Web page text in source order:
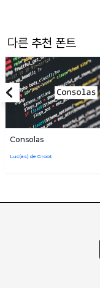
다른 추천 폰트
Consolas
Luc(as) de Groot